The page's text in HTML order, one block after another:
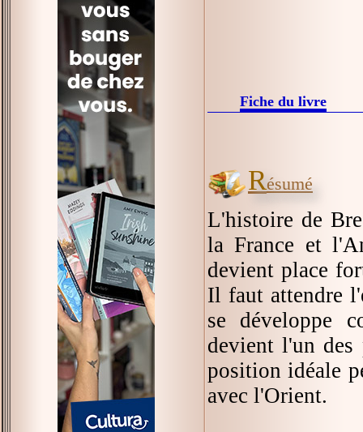
Fiche du livre
Résumé
L'histoire de
la France et
devient place
Il faut attendre
se développe
devient l'un des
position idéale
avec l'Orient.